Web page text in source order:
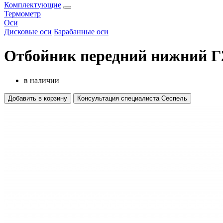
Комплектующие
Термометр
Оси
Дисковые оси Барабанные оси
Отбойник передний нижний
в наличии
Добавить в корзину Консультация специалиста Сеспель